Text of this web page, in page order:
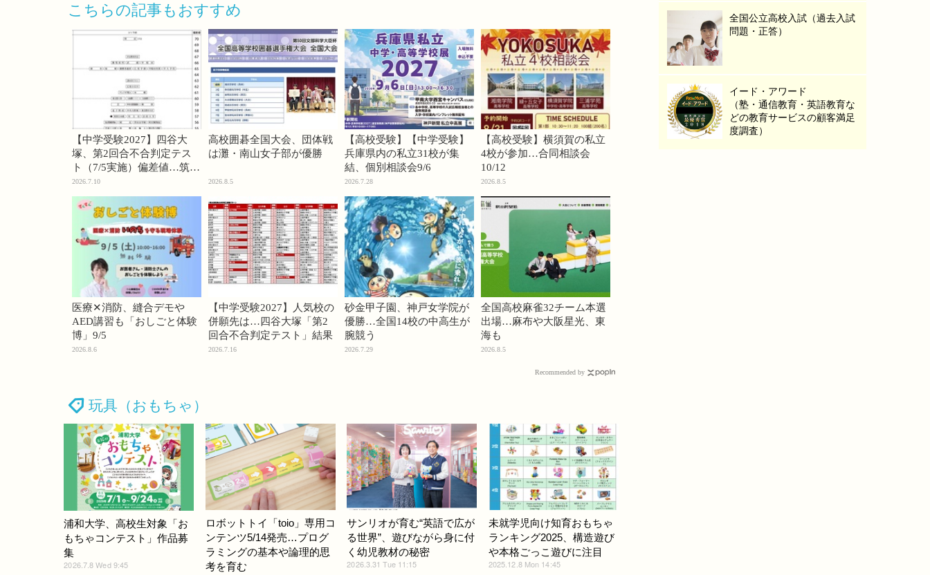
こちらの記事もおすすめ
【中学受験2027】四谷大
塚、第2回合不合判定テス
ト（7/5実施）偏差値…筑駒
74・桜蔭70＜PR＞
2026.7.10
高校囲碁全国大会、団体戦
は灘・南山女子部が優勝
2026.8.5
【高校受験】【中学受験】
兵庫県内の私立31校が集
結、個別相談会9/6
2026.7.28
【高校受験】横須賀の私立
4校が参加…合同相談会
10/12
2026.8.5
医療✕消防、縫合デモや
AED講習も「おしごと体験
博」9/5
2026.8.6
【中学受験2027】人気校の
併願先は…四谷大塚「第2
回合不合判定テスト」結果
2026.7.16
砂金甲子園、神戸女学院が
優勝…全国14校の中高生が
腕競う
2026.7.29
全国高校麻雀32チーム本選
出場…麻布や大阪星光、東
海も
2026.8.5
Recommended by
玩具（おもちゃ）
浦和大学、高校生対象「お
もちゃコンテスト」作品募
集
2026.7.8 Wed 9:45
ロボットトイ「toio」専用コ
ンテンツ5/14発売…プログ
ラミングの基本や論理的思
考を育む
サンリオが育む“英語で広が
る世界”、遊びながら身に付
く幼児教材の秘密
2026.3.31 Tue 11:15
未就学児向け知育おもちゃ
ランキング2025、構造遊び
や本格ごっこ遊びに注目
2025.12.8 Mon 14:45
全国公立高校入試（過去入試
問題・正答）
イード・アワード
（塾・通信教育・英語教育な
どの教育サービスの顧客満足
度調査）